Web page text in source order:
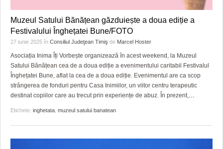
Muzeul Satului Bănățean găzduiește a doua ediție a
Festivalului Înghețatei Bune/FOTO
27 iunie 2025 în Consiliul Judeţean Timiş de Marcel Hoster
Asociația Inima Îți Vorbește organizează în acest weekend, la Muzeul
Satului Bănățean cea de a doua ediție a evenimentului caritabil Festivalul
Înghețatei Bune, aflat la cea de a doua ediție. Evenimentul are ca scop
strângerea de fonduri pentru Casa Inimiilor, un viitor centru terapeutic
destinat copiilor care au trecut prin experiențe de abuz. În prezent,…
Etichete: inghetata muzeul satului banatean